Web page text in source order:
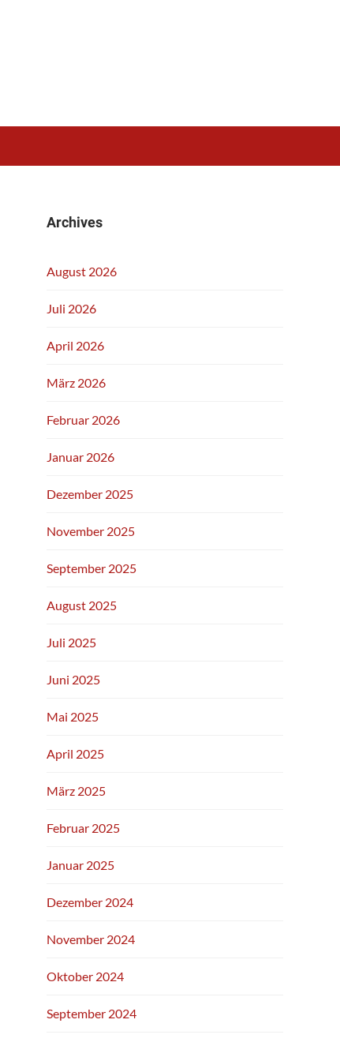
Archives
August 2026
Juli 2026
April 2026
März 2026
Februar 2026
Januar 2026
Dezember 2025
November 2025
September 2025
August 2025
Juli 2025
Juni 2025
Mai 2025
April 2025
März 2025
Februar 2025
Januar 2025
Dezember 2024
November 2024
Oktober 2024
September 2024